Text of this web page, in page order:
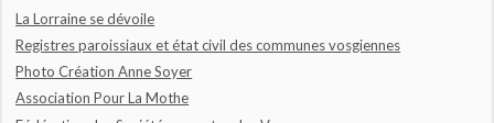
La Lorraine se dévoile
Registres paroissiaux et état civil des communes vosgiennes
Photo Création Anne Soyer
Association Pour La Mothe